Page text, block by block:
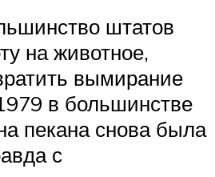
штатов
на животное,
вымирание
в большинстве
пекана снова была
с